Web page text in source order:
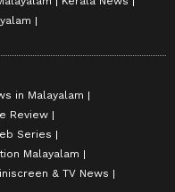
in Malayalam
Review
Series
Malayalam
& TV News